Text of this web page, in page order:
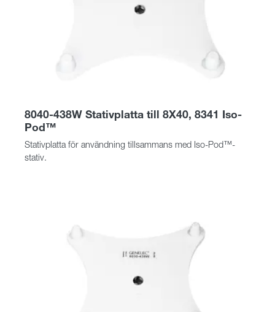
8040-438W Stativplatta till 8X40, 8341 Iso-
Pod™
Stativplatta för användning tillsammans med Iso-Pod™-
stativ.